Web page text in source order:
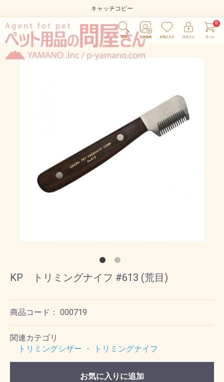
キャッチコピー
KP トリミングナイフ #613 (荒目)
商品コード： 000719
関連カテゴリ
トリミングシザー ・ トリミングナイフ
お気に入りに追加